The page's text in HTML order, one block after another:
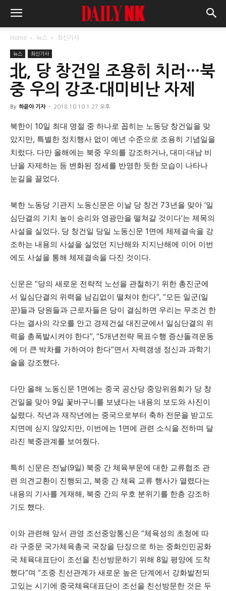
Home 뉴스 최신기사
뉴스 최신기사
北, 당 창건일 조용히 치러…북
중 우의 강조·대미비난 자제
By 하윤아 기자 - 2018.10.10 1:27 오후
북한이 10일 최대 명절 중 하나로 꼽히는 노동당 창건일을 맞
았지만, 특별한 정치행사 없이 예년 수준으로 조용히 기념일을
치렀다. 다만 올해에는 북중 우의를 강조하거나, 대미·대남 비
난을 자제하는 등 변화된 정세를 반영한 듯한 모습이 나타나
눈길을 끌었다.
북한 노동당 기관지 노동신문은 이날 당 창건 73년을 맞아 ‘일
심단결의 기치 높이 승리와 영광만을 떨쳐갈 것이다’는 제목의
사설을 실었다. 당 창건일 당일 노동신문 1면에 체제결속을 강
조하는 내용의 사설을 실었던 지난해와 지지난해에 이어 이번
에도 사설을 통해 체제결속을 다진 것이다.
신문은 “당의 새로운 전략적 노선을 관철하기 위한 총진군에
서 일심단결의 위력을 남김없이 떨쳐야 한다”, “모든 일군(일
꾼)들과 당원들과 근로자들은 당이 결심하면 우리는 무조건 한
다는 결사의 각오를 안고 경제건설 대진군에서 일심단결의 위
력을 총폭발시켜야 한다”, “5개년전략 목표수행 증산돌격운동
에 더 큰 박차를 가하여야 한다”면서 자력갱생 정신과 과학기
술을 강조했다.
다만 올해 노동신문 1면에는 중국 공산당 중앙위원회가 당 창
건일을 맞아 9일 꽃바구니를 보냈다는 내용의 보도와 사진이
실렸다. 작년과 재작년에는 중국으로부터 축하 전문을 받고도
지면에 싣지 않았지만, 이번에는 1면에 관련 소식을 전하며 달
라진 북중관계를 보여줬다.
특히 신문은 전날(9일) 북중 간 체육부문에 대한 교류협조 관
련 의견교환이 진행되고, 북중 간 체육 교류 행사가 열렸다는
내용의 기사를 게재해, 북중 간의 우호 분위기를 한층 강조하
기도 했다.
이와 관련해 앞서 관영 조선중앙통신은 “체육성의 초청에 따
라 구중문 국가체육총국 국장을 단장으로 하는 중화인민공화
국 체육대표단이 조선을 친선방문하기 위해 8일 평양에 도착
했다”며 “조중 친선관계가 새로운 높은 단계에서 강화발전되
고있는 시기에 중국체육대표단이 조선을 친선방문한 것은 두